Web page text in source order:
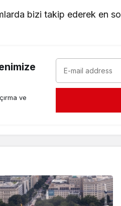
bizi takip ederek en
ve